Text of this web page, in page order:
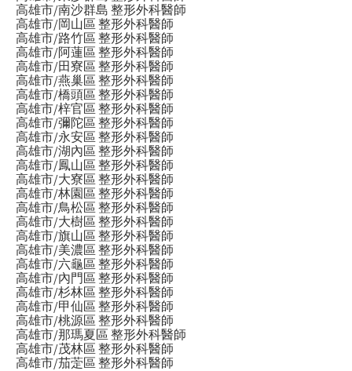
高雄市/南沙群島 整形外科醫師
高雄市/岡山區 整形外科醫師
高雄市/路竹區 整形外科醫師
高雄市/阿蓮區 整形外科醫師
高雄市/田寮區 整形外科醫師
高雄市/燕巢區 整形外科醫師
高雄市/橋頭區 整形外科醫師
高雄市/梓官區 整形外科醫師
高雄市/彌陀區 整形外科醫師
高雄市/永安區 整形外科醫師
高雄市/湖內區 整形外科醫師
高雄市/鳳山區 整形外科醫師
高雄市/大寮區 整形外科醫師
高雄市/林園區 整形外科醫師
高雄市/鳥松區 整形外科醫師
高雄市/大樹區 整形外科醫師
高雄市/旗山區 整形外科醫師
高雄市/美濃區 整形外科醫師
高雄市/六龜區 整形外科醫師
高雄市/內門區 整形外科醫師
高雄市/杉林區 整形外科醫師
高雄市/甲仙區 整形外科醫師
高雄市/桃源區 整形外科醫師
高雄市/那瑪夏區 整形外科醫師
高雄市/茂林區 整形外科醫師
高雄市/茄萣區 整形外科醫師